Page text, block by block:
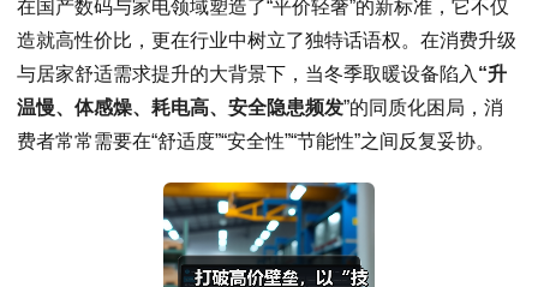
在国产数码与家电领域塑造了“平价轻奢”的新标准，它不仅
造就高性价比，更在行业中树立了独特话语权。在消费升级
与居家舒适需求提升的大背景下，当冬季取暖设备陷入 “升
温慢、体感燥、耗电高、安全隐患频发”的同质化困局，消
费者常常需要在“舒适度”“安全性”“节能性”之间反复妥协。